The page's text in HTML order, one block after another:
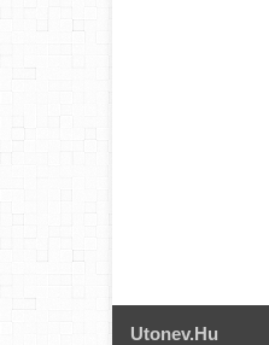
Utonev.hu